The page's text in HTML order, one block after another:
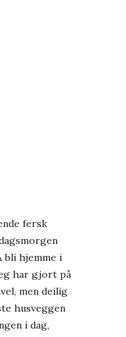
fersk
bli hjemme i
har gjort på
men deilig
husveggen
i dag,